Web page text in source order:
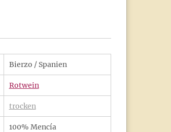
Bierzo / Spanien
Rotwein
trocken
100% Mencía